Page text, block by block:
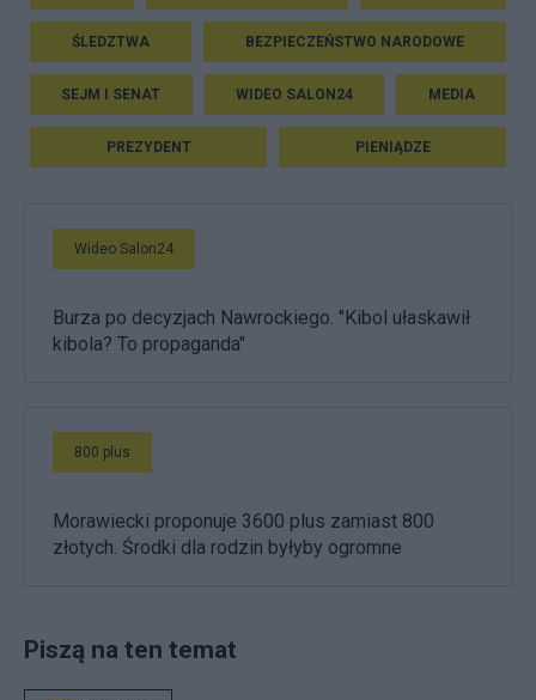
ŚLEDZTWA BEZPIECZEŃSTWO NARODOWE
SEJM I SENAT WIDEO SALON24 MEDIA
PREZYDENT PIENIĄDZE
Wideo Salon24
Burza po decyzjach Nawrockiego. "Kibol ułaskawił
kibola? To propaganda"
800 plus
Morawiecki proponuje 3600 plus zamiast 800
złotych. Środki dla rodzin byłyby ogromne
Piszą na ten temat